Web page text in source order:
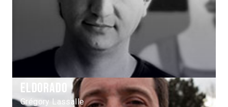
Eldorado
Grégory Lassalle